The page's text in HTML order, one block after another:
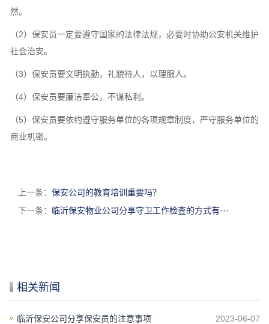
然。
（2）保安员一定要遵守国家的法律法规，必要时协助公安机关维护
社会治安。
（3）保安员要文明执勤，礼貌待人，以理服人。
（4）保安员要廉洁奉公，不谋私利。
（5）保安员要依约遵守服务单位的各项规章制度，严守服务单位的
商业机密。
上一条： 保安公司的教育培训重要吗？
下一条： 临沂保安物业公司分享守卫工作检査的方式有···
相关新闻
临沂保安公司分享保安员的注意事项 2023-06-07